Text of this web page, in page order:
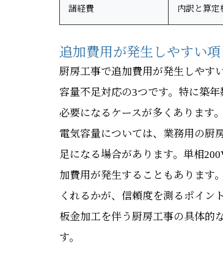
諸経費 内訳と算定
追加費用が発生しやすい
厨房工事で追加費用が発生しやす
容量不足対応の3つです。特に築
必要になるケースが多くあります。
電気容量については、業務用の厨
足になる場合があります。単相
加費用が発生することもあります
くれるかが、信頼度を測るポイン
板金加工を伴う厨房工事の具体的
す。